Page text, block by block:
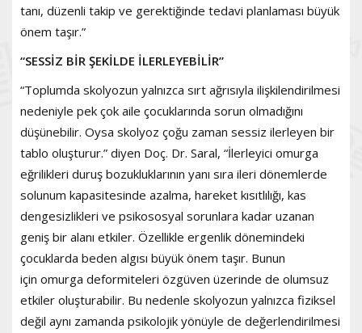
tanı, düzenli takip ve gerektiğinde tedavi planlaması büyük
önem taşır.”
“SESSİZ BİR ŞEKİLDE İLERLEYEBİLİR”
“Toplumda skolyozun yalnızca sırt ağrısıyla ilişkilendirilmesi
nedeniyle pek çok aile çocuklarında sorun olmadığını
düşünebilir. Oysa skolyoz çoğu zaman sessiz ilerleyen bir
tablo oluşturur.” diyen Doç. Dr. Saral, “İlerleyici omurga
eğrilikleri duruş bozukluklarının yanı sıra ileri dönemlerde
solunum kapasitesinde azalma, hareket kısıtlılığı, kas
dengesizlikleri ve psikososyal sorunlara kadar uzanan
geniş bir alanı etkiler. Özellikle ergenlik dönemindeki
çocuklarda beden algısı büyük önem taşır. Bunun
için omurga deformiteleri özgüven üzerinde de olumsuz
etkiler oluşturabilir. Bu nedenle skolyozun yalnızca fiziksel
değil aynı zamanda psikolojik yönüyle de değerlendirilmesi